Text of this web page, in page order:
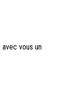
vous un